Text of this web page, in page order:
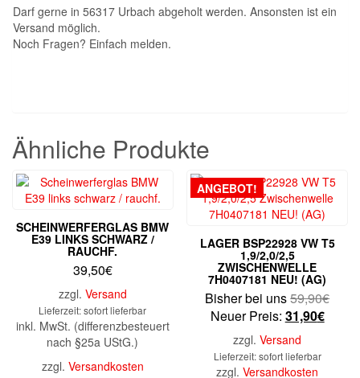
Darf gerne in 56317 Urbach abgeholt werden. Ansonsten ist ein
Versand möglich.
Noch Fragen? Einfach melden.
Ähnliche Produkte
SCHEINWERFERGLAS BMW
E39 LINKS SCHWARZ /
RAUCHF.
39,50€
zzgl. Versand
Lieferzeit: sofort lieferbar
inkl. MwSt. (differenzbesteuert
nach §25a UStG.)
zzgl. Versandkosten
ANGEBOT!
LAGER BSP22928 VW T5
1,9/2,0/2,5
ZWISCHENWELLE
7H0407181 NEU! (AG)
Bisher bei uns59,90€
Neuer Preis: 31,90€
zzgl.Versand
Lieferzeit: sofort lieferbar
zzgl.Versandkosten